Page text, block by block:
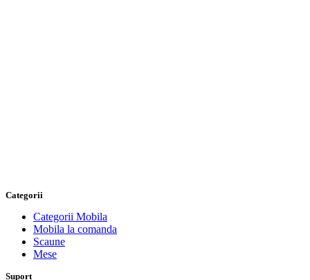
Categorii
Categorii Mobila
Mobila la comanda
Scaune
Mese
Suport